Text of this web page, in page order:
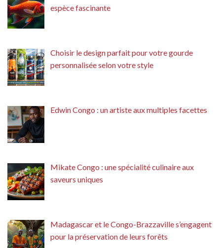
espèce fascinante
Choisir le design parfait pour votre gourde
personnalisée selon votre style
Edwin Congo : un artiste aux multiples facettes
Mikate Congo : une spécialité culinaire aux
saveurs uniques
Madagascar et le Congo-Brazzaville s’engagent
pour la préservation de leurs forêts